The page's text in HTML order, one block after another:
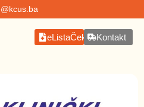
eListaČekanjaKontakt